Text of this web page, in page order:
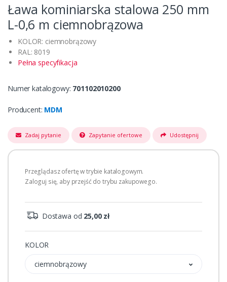
Ława kominiarska stalowa 250 mm
L-0,6 m ciemnobrązowa
KOLOR: ciemnobrązowy
RAL: 8019
Pełna specyfikacja
Numer katalogowy: 701102010200
Producent: MDM
Zadaj pytanie Zapytanie ofertowe Udostępnij
Przeglądasz ofertę w trybie katalogowym.
Zaloguj się, aby przejść do trybu zakupowego.
Dostawa od 25,00 zł
KOLOR
ciemnobrązowy